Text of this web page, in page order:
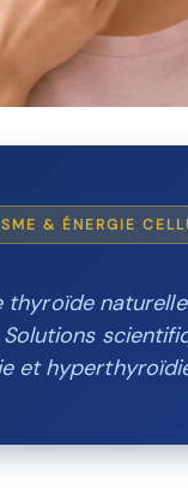
& ÉNERGIE
et